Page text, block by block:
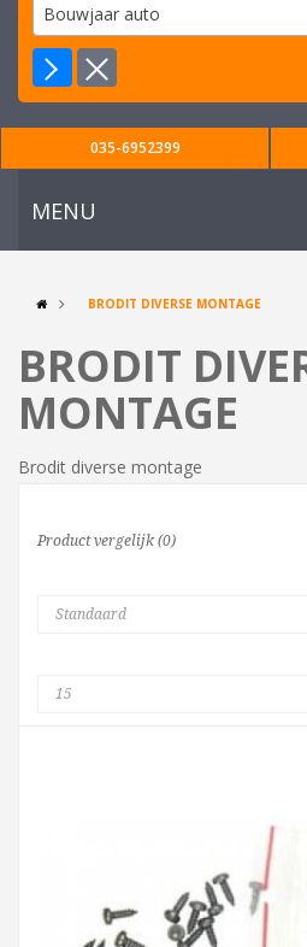
Bouwjaar auto
035-6952399
MENU
BRODIT DIVERSE MONTAGE
BRODIT
MONTAGE
Brodit diverse montage
Product vergelijk (0)